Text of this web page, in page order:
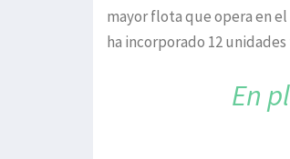
mayor flota que opera en
ha incorporado 12 unidades
En